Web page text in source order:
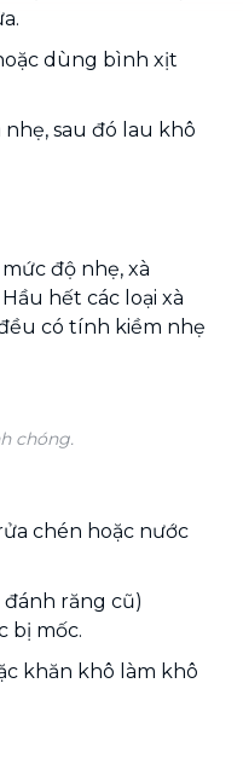
dùng bình xịt
sau đó lau khô
độ nhẹ, xà
hết các loại xà
có tính kiềm nhẹ
chóng.
chén hoặc nước
răng cũ)
bị mốc.
khăn khô làm khô